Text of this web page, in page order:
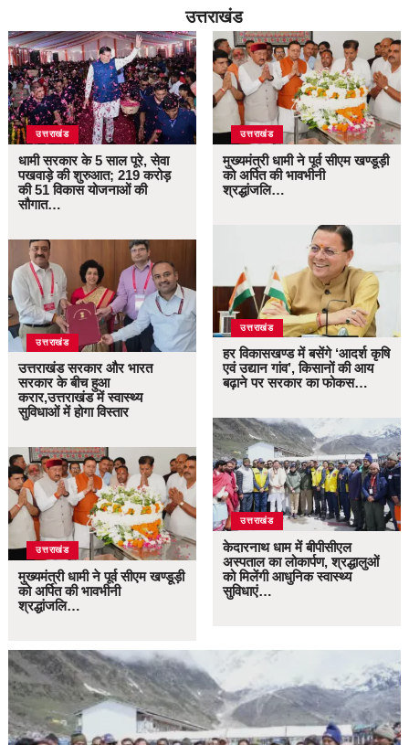
उत्तराखंड
उत्तराखंड
धामी सरकार के 5 साल पूरे, सेवा
पखवाड़े की शुरुआत; 219 करोड़
की 51 विकास योजनाओं की
सौगात…
उत्तराखंड
उत्तराखंड सरकार और भारत
सरकार के बीच हुआ
करार,उत्तराखंड में स्वास्थ्य
सुविधाओं में होगा विस्तार
उत्तराखंड
मुख्यमंत्री धामी ने पूर्व सीएम खण्डूड़ी
को अर्पित की भावभीनी
श्रद्धांजलि…
उत्तराखंड
मुख्यमंत्री धामी ने पूर्व सीएम खण्डूड़ी
को अर्पित की भावभीनी
श्रद्धांजलि…
उत्तराखंड
हर विकासखण्ड में बसेंगे ‘आदर्श कृषि
एवं उद्यान गांव’, किसानों की आय
बढ़ाने पर सरकार का फोकस…
उत्तराखंड
केदारनाथ धाम में बीपीसीएल
अस्पताल का लोकार्पण, श्रद्धालुओं
को मिलेंगी आधुनिक स्वास्थ्य
सुविधाएं…